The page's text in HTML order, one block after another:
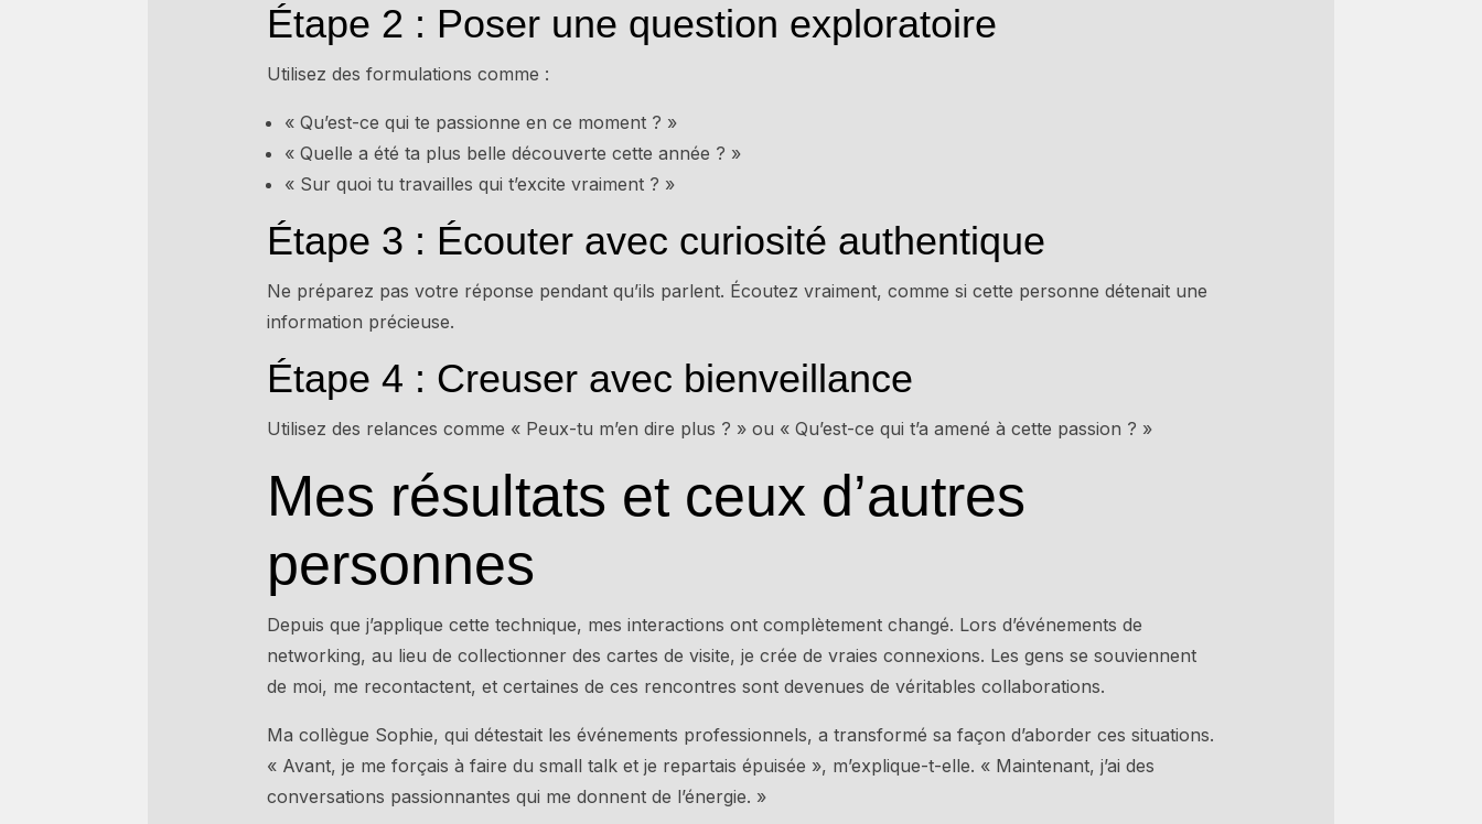
Étape 2 : Poser une question exploratoire
Utilisez des formulations comme :
« Qu’est-ce qui te passionne en ce moment ? »
« Quelle a été ta plus belle découverte cette année ? »
« Sur quoi tu travailles qui t’excite vraiment ? »
Étape 3 : Écouter avec curiosité authentique
Ne préparez pas votre réponse pendant qu’ils parlent. Écoutez vraiment, comme si cette personne détenait une
information précieuse.
Étape 4 : Creuser avec bienveillance
Utilisez des relances comme « Peux-tu m’en dire plus ? » ou « Qu’est-ce qui t’a amené à cette passion ? »
Mes résultats et ceux d’autres
personnes
Depuis que j’applique cette technique, mes interactions ont complètement changé. Lors d’événements de
networking, au lieu de collectionner des cartes de visite, je crée de vraies connexions. Les gens se souviennent
de moi, me recontactent, et certaines de ces rencontres sont devenues de véritables collaborations.
Ma collègue Sophie, qui détestait les événements professionnels, a transformé sa façon d’aborder ces situations.
« Avant, je me forçais à faire du small talk et je repartais épuisée », m’explique-t-elle. « Maintenant, j’ai des
conversations passionnantes qui me donnent de l’énergie. »